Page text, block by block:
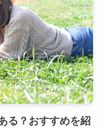
る？おすすめを紹